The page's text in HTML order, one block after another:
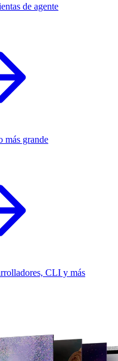
de agente
más grande
CLI y más